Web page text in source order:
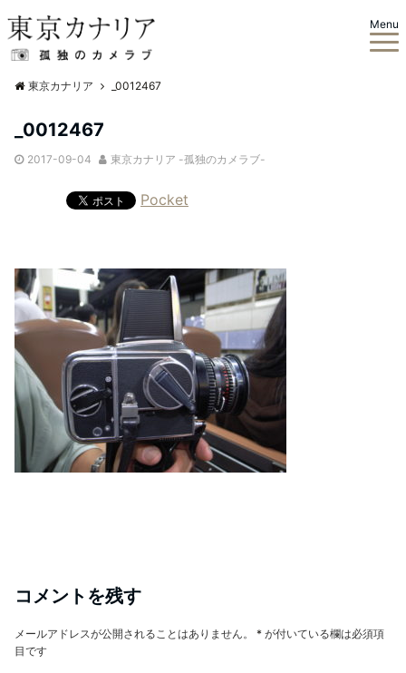
Menu
東京カナリア _0012467
_0012467
2017-09-04 東京カナリア -孤独のカメラブ-
Pocket
コメントを残す
メールアドレスが公開されることはありません。 * が付いている欄は必須項
目です